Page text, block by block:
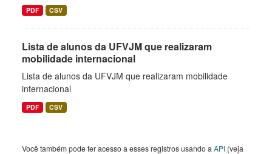
PDF CSV
Lista de alunos da UFVJM que realizaram
mobilidade internacional
Lista de alunos da UFVJM que realizaram mobilidade
internacional
PDF CSV
Você também pode ter acesso a esses registros usando a API (veja